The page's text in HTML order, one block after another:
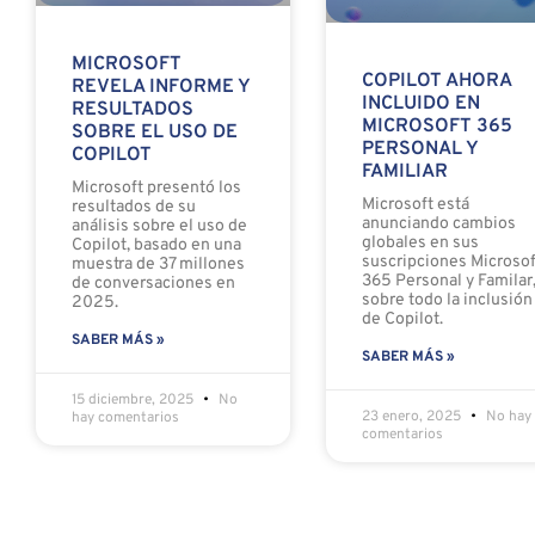
MICROSOFT
REVELA INFORME Y
RESULTADOS
SOBRE EL USO DE
COPILOT
Microsoft presentó los
resultados de su
análisis sobre el uso de
Copilot, basado en una
muestra de 37 millones
de conversaciones en
2025.
SABER MÁS »
15 diciembre, 2025
No
hay comentarios
COPILOT AHORA
INCLUIDO EN
MICROSOFT 365
PERSONAL Y
FAMILIAR
Microsoft está
anunciando cambios
globales en sus
suscripciones
365 Personal y
sobre todo la inclusión
de Copilot.
SABER MÁS »
23 enero, 2025
No hay
comentarios